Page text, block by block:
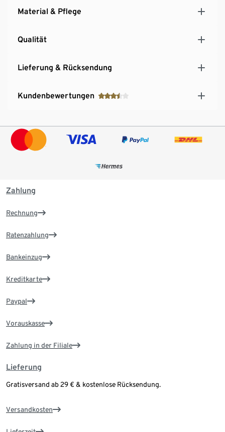
Material & Pflege
Qualität
Lieferung & Rücksendung
Kundenbewertungen
Zahlung
Rechnung
Ratenzahlung
Bankeinzug
Kreditkarte
Paypal
Vorauskasse
Zahlung in der Filiale
Lieferung
Gratisversand ab 29 € & kostenlose Rücksendung.
Versandkosten